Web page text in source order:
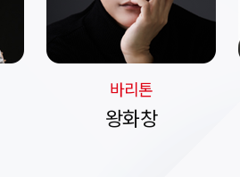
바리톤
왕화창